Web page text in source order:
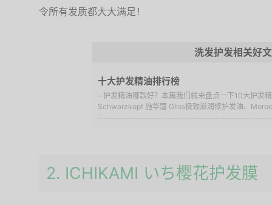
令所有发质都大大满足！
洗发护发相关好
十大护发精油排行榜
- 护发精油哪款好？本篇我们就来盘点一下10大护发
Schwarzkopf 施华蔻 Gliss极致滋润修护发油、
2. ICHIKAMI いち樱花护发膜